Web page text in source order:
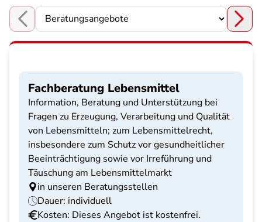
Choose a section
Fachberatung Lebensmittel
Information, Beratung und Unterstützung bei
Fragen zu Erzeugung, Verarbeitung und Qualität
von Lebensmitteln; zum Lebensmittelrecht,
insbesondere zum Schutz vor gesundheitlicher
Beeinträchtigung sowie vor Irreführung und
Täuschung am Lebensmittelmarkt
in unseren Beratungsstellen
Dauer: individuell
Kosten: Dieses Angebot ist kostenfrei.